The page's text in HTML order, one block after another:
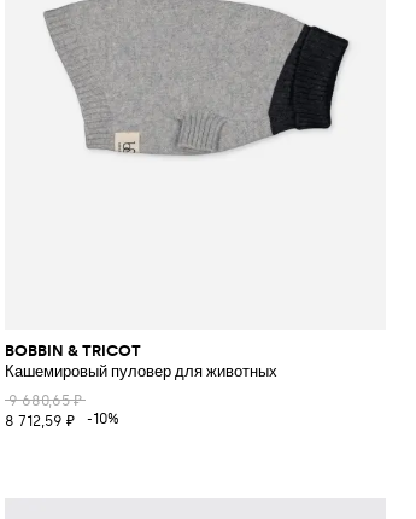
BOBBIN & TRICOT
Кашемировый пуловер для животных
9 680,65 ₽
8 712,59 ₽
-10%